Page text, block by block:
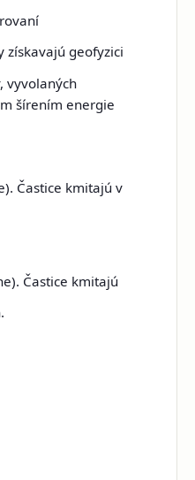
získavajú geofyzici
, vyvolaných
šírením energie
Častice kmitajú v
Častice kmitajú